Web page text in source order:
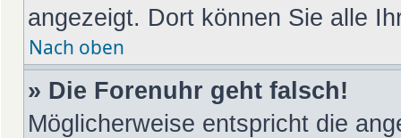
angezeigt. Dort können Sie alle
Nach oben
» Die Forenuhr geht falsch!
Möglicherweise entspricht die